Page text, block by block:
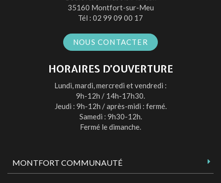
Facebook
TwitterInstagramYoutube
35160 Montfort-sur-Meu
Tél : 02 99 09 00 17
NOUS CONTACTER
HORAIRES D’OUVERTURE
Lundi, mardi, mercredi et vendredi :
9h-12h / 14h-17h30.
Jeudi : 9h-12h / après-midi : fermé.
Samedi : 9h30-12h.
Fermé le dimanche.
MONTFORT COMMUNAUTÉ